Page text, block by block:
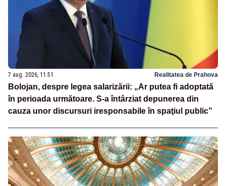
7 aug. 2026, 11:51 Realitatea de Prahova
Bolojan, despre legea salarizării: „Ar putea fi adoptată
în perioada următoare. S-a întârziat depunerea din
cauza unor discursuri iresponsabile în spaţiul public”